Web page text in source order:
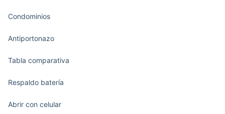
Condominios
Antiportonazo
Tabla comparativa
Respaldo batería
Abrir con celular